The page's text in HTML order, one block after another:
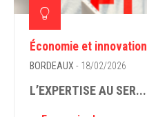
Économie et innovation
BORDEAUX - 18/02/2026
L’EXPERTISE AU SER...